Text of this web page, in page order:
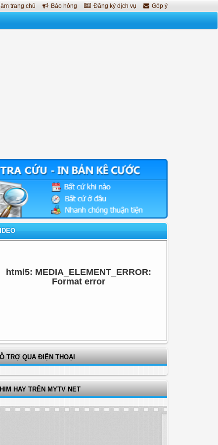
trang chủ Báo hỏng Đăng ký dịch vụ Góp ý
html5: MEDIA_ELEMENT_ERROR:
Format error
TRỢ QUA ĐIỆN THOẠI
HAY TRÊN MYTV NET